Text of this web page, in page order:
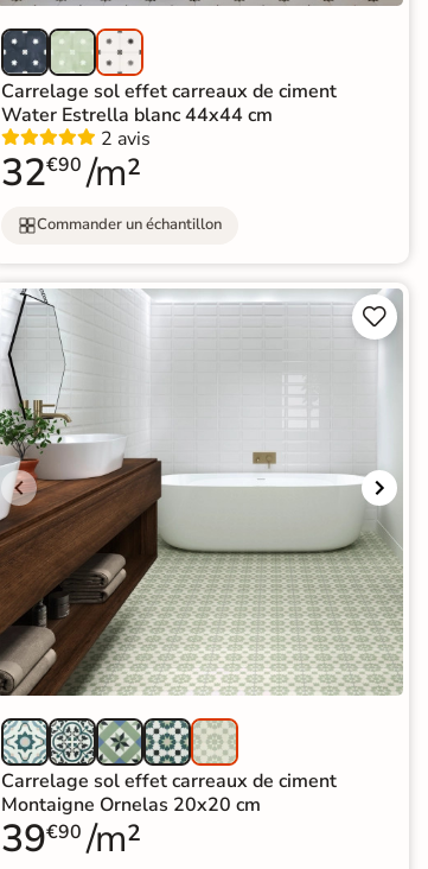
Carrelage sol effet carreaux de ciment
Water Estrella blanc 44x44 cm
2 avis
32€90 /m²
Commander un échantillon


Carrelage sol effet carreaux de ciment
Montaigne Ornelas 20x20 cm
39€90 /m²